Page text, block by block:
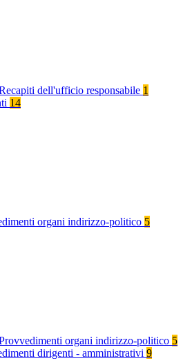
dell'ufficio responsabile 1
14
organi indirizzo-politico 5
organi indirizzo-politico 5
dirigenti - amministrativi 9